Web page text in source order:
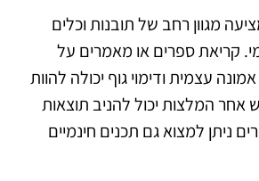
מגוון רחב של תובנות וכלים
קריאת ספרים או מאמרים על
עצמית ודימוי גוף יכולה להוות
אחר המלצות יכול להניב תוצאות
ניתן למצוא גם תכנים חינמיים